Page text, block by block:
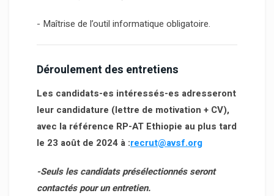
- Maîtrise de l’outil informatique obligatoire.
Déroulement des entretiens
Les candidats-es intéressés-es adresseront
leur candidature (lettre de motivation + CV),
avec la référence RP-AT Ethiopie au plus tard
le 23 août de 2024 à :recrut@avsf.org
-Seuls les candidats présélectionnés seront
contactés pour un entretien.